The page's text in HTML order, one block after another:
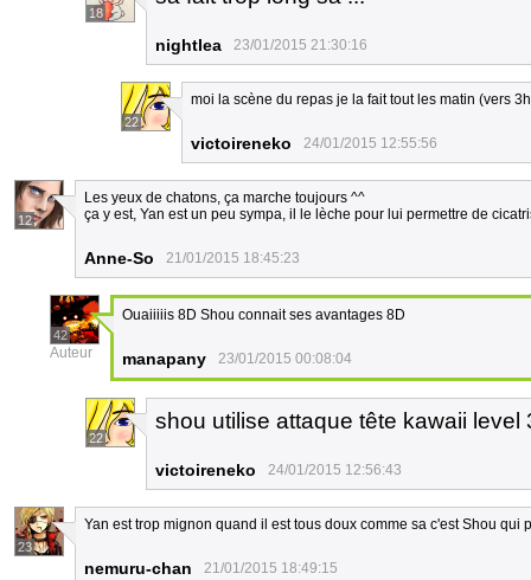
18
nightlea 23/01/2015 21:30:16
22
moi la scène du repas je la fait tout les matin (vers
victoireneko 24/01/2015 12:55:56
12
Les yeux de chatons, ça marche toujours ^^
ça y est, Yan est un peu sympa, il le lèche pour lui permettre de
Anne-So 21/01/2015 18:45:23
42
Auteur
Ouaiiiiis 8D Shou connait ses avantages 8D
manapany 23/01/2015 00:08:04
22
shou utilise attaque tête kawaii level
victoireneko 24/01/2015 12:56:43
23
Yan est trop mignon quand il est tous doux comme sa c'est Shou qui
nemuru-chan 21/01/2015 18:49:15